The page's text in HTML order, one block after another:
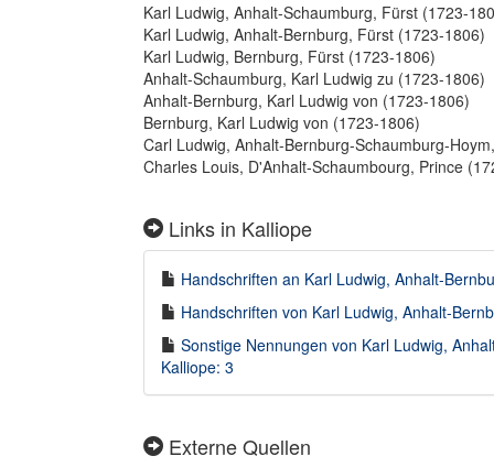
Karl Ludwig, Anhalt-Schaumburg, Fürst (1723-
Karl Ludwig, Anhalt-Bernburg, Fürst (1723-1806)
Karl Ludwig, Bernburg, Fürst (1723-1806)
Anhalt-Schaumburg, Karl Ludwig zu (1723-1806)
Anhalt-Bernburg, Karl Ludwig von (1723-1806)
Bernburg, Karl Ludwig von (1723-1806)
Carl Ludwig, Anhalt-Bernburg-Schaumburg-
Charles Louis, D'Anhalt-Schaumbourg, Prince
Links in Kalliope
Handschriften an Karl Ludwig, Anhalt-
Handschriften von Karl Ludwig, Anhalt-
Sonstige Nennungen von Karl Ludwig,
Kalliope: 3
Externe Quellen